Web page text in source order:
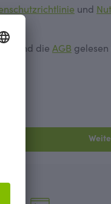
und
und die AGB